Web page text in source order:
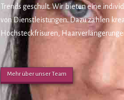
Trends geschult. Wir bieten eine
von Dienstleistungen. Dazu zählen
Hochsteckfrisuren,
Mehr über unser Team